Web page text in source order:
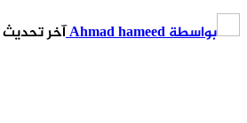
بواسطةAhmad hameedآخر تحديث